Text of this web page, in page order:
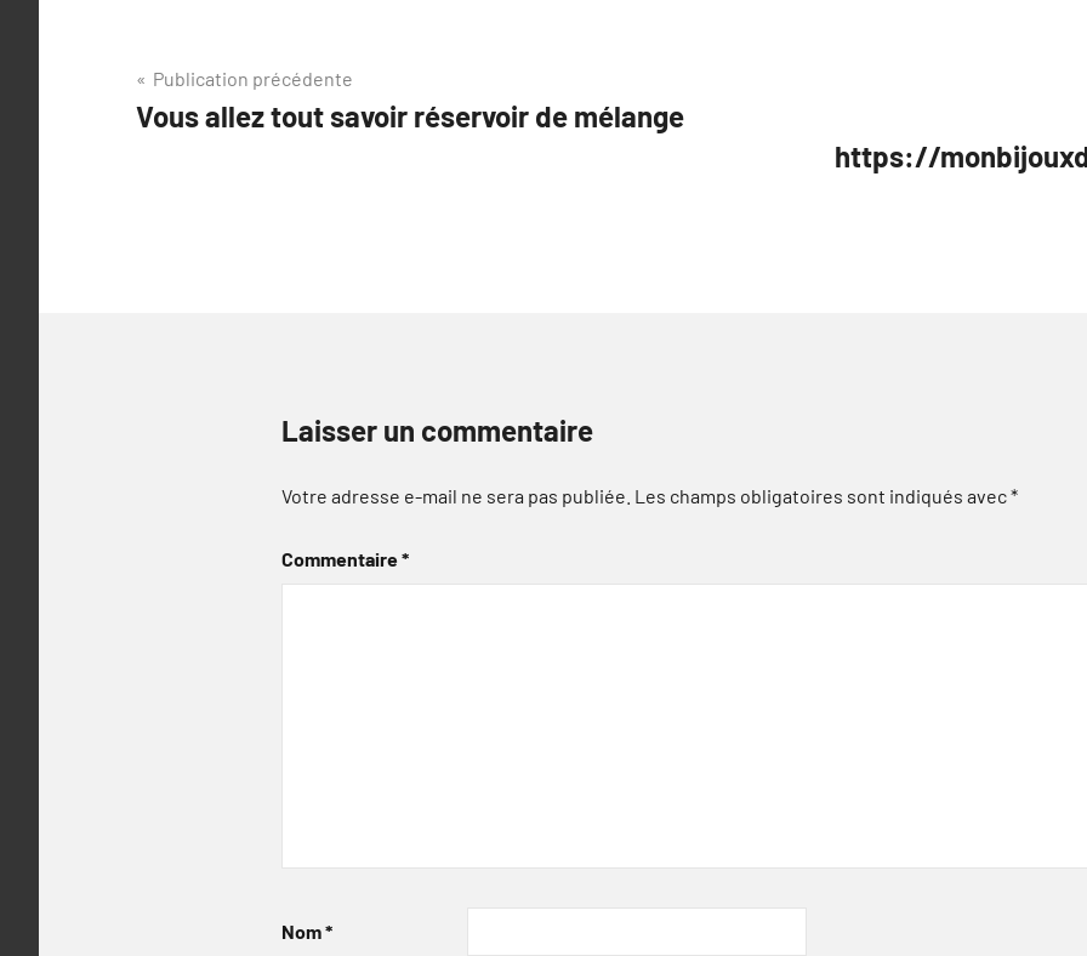
Navigation
de
Publication précédente
Vous allez tout savoir réservoir de mélange
https://
Laisser un commentaire
Votre adresse e-mail ne sera pas publiée. Les champs obligatoires sont indiqués avec*
Commentaire*
Nom*